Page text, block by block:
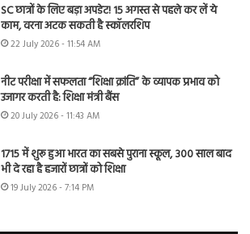
SC छात्रों के लिए बड़ा अपडेट! 15 अगस्त से पहले कर लें ये
काम, वरना अटक सकती है स्कॉलरशिप
22 July 2026 - 11:54 AM
नीट परीक्षा में सफलता “शिक्षा क्रांति” के व्यापक प्रभाव को
उजागर करती है: शिक्षा मंत्री बैंस
20 July 2026 - 11:43 AM
1715 में शुरू हुआ भारत का सबसे पुराना स्कूल, 300 साल बाद
भी दे रहा है हजारों छात्रों को शिक्षा
19 July 2026 - 7:14 PM